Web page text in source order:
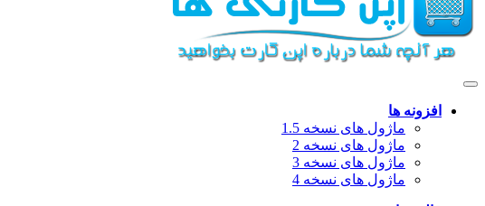
افزونه ها
ماژول های نسخه 1.5
ماژول های نسخه 2
ماژول های نسخه 3
ماژول های نسخه 4